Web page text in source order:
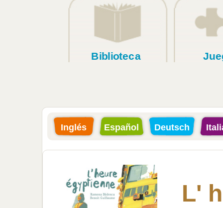
Biblioteca
Inglés Español Deutsch
L'